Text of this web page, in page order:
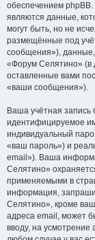
обеспечением
являются данные,
могут быть, но не
размещённые под
сообщения»), данные,
«Форум Селятино» (в
оставленные вами
«ваши сообщения»).
Ваша учётная запись
идентифицируемое
индивидуальный
«ваш пароль») и
email»). Ваша
Селятино»
применяемыми в
информация,
Селятино», кроме
адреса email, может
вводу, на